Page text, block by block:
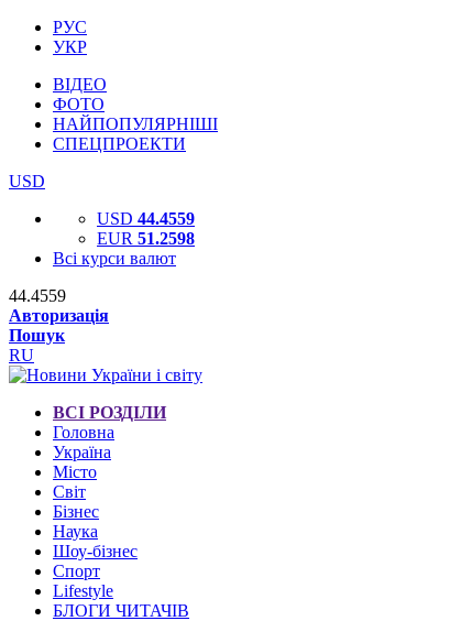
РУС
УКР
ВІДЕО
ФОТО
НАЙПОПУЛЯРНІШІ
СПЕЦПРОЕКТИ
USD
USD 44.4559
EUR 51.2598
Всі курси валют
44.4559
Авторизація
Пошук
RU
ВСІ РОЗДІЛИ
Головна
Україна
Місто
Світ
Бізнес
Наука
Шоу-бізнес
Спорт
Lifestyle
БЛОГИ ЧИТАЧІВ